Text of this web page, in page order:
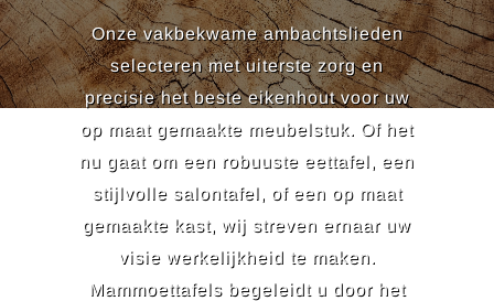
Onze vakbekwame ambachtslieden
selecteren met uiterste zorg en
precisie het beste eikenhout voor uw
op maat gemaakte meubelstuk. Of het
nu gaat om een robuuste eettafel, een
stijlvolle salontafel, of een op maat
gemaakte kast, wij streven ernaar uw
visie werkelijkheid te maken.
Mammoettafels begeleidt u door het